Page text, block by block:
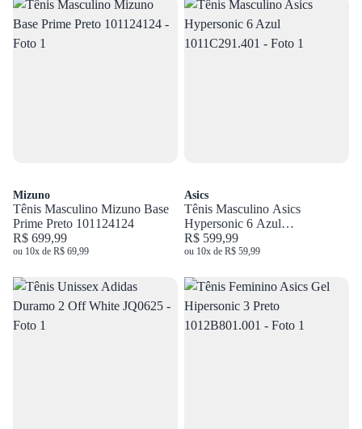
Mizuno
Tênis Masculino Mizuno Base
Prime Preto 101124124
R$ 699,99
ou 10x de R$ 69,99
Asics
Tênis Masculino Asics
Hypersonic 6 Azul
1011C291.401
R$ 599,99
ou 10x de R$ 59,99